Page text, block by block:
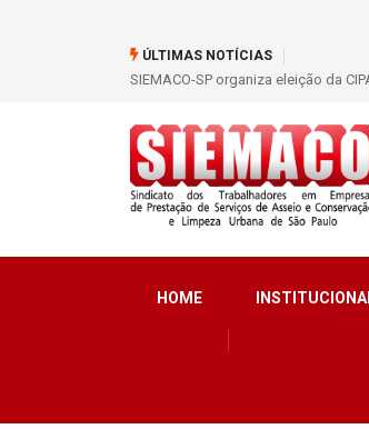
ÚLTIMAS NOTÍCIAS
dos trabalhadoresSIEMACO São Paulo garante
HOME